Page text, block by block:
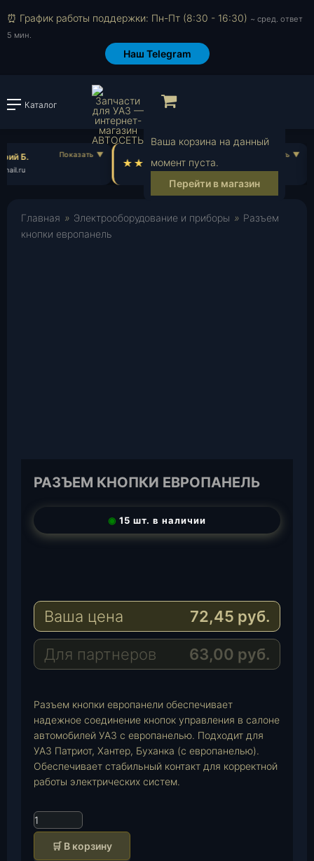
⏰ График работы поддержки: Пн-Пт (8:30 - 16:30) ~ сред. ответ
5 мин.
Наш Telegram
Каталог Войти или
Просмотр
Ваша корзина на данный
момент пуста.
Перейти в магазин
Б.
vs***@gmail.com
Главная » Электрооборудование и приборы » Разъем
кнопки европанель
РАЗЪЕМ КНОПКИ ЕВРОПАНЕЛЬ
◉ 15 шт. в наличии
e
r
a
m
a
s
A
p
a
i
l
Ваша цена 72,45 руб.
Для партнеров 63,00 руб.
Разъем кнопки европанели обеспечивает
надежное соединение кнопок управления в салоне
автомобилей УАЗ с европанелью. Подходит для
УАЗ Патриот, Хантер, Буханка (с европанелью).
Обеспечивает стабильный контакт для корректной
работы электрических систем.
К
о
🛒 В корзину